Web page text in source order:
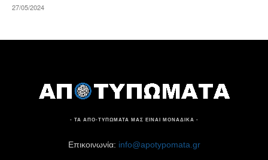
27/05/2024
- ΤΑ ΑΠΟ-ΤΥΠΩΜΑΤΑ ΜΑΣ ΕΙΝΑΙ ΜΟΝΑΔΙΚΑ -
Επικοινωνία: info@apotypomata.gr